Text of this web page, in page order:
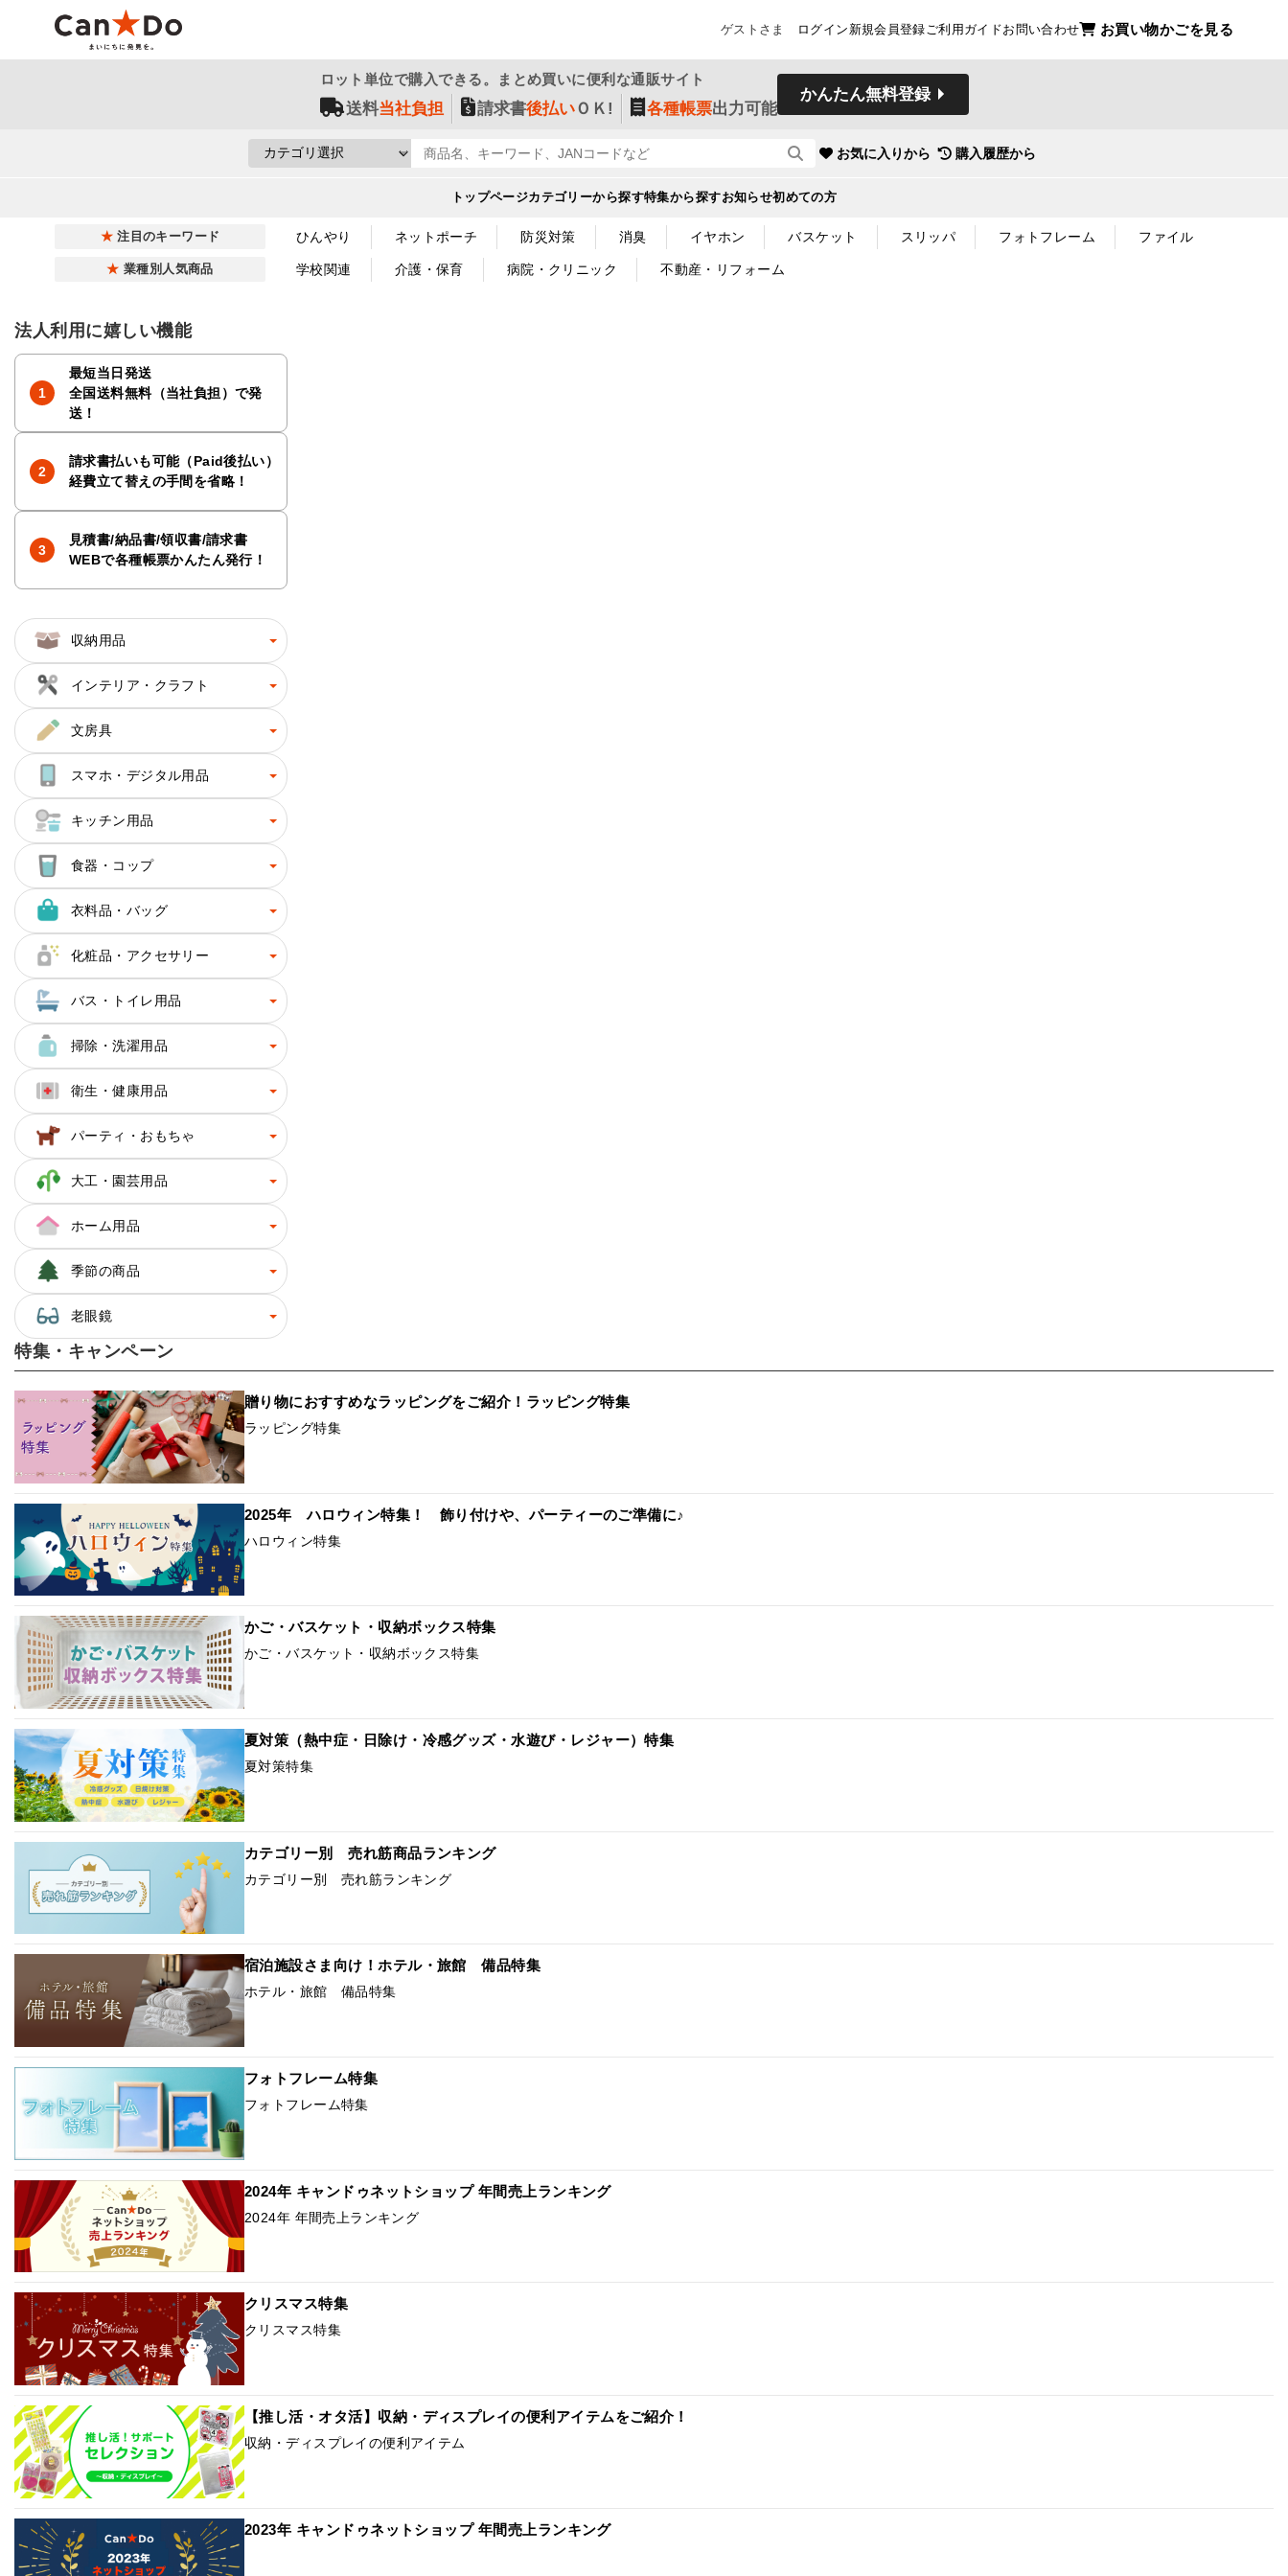
ゲストさま ログイン 新規会員登録ご利用ガイドお問い合わせ お買い物かごを見る
ロット単位で購入できる。まとめ買いに便利な通販サイト
送料当社負担 請求書後払いＯＫ! 各種帳票出力可能
かんたん無料登録
お気に入りから 購入履歴から
トップページカテゴリーから探す特集から探すお知らせ初めての方
注目のキーワード ひんやり ネットポーチ 防災対策 消臭 イヤホン バスケット スリッパ フォトフレーム ファイル
業種別人気商品 学校関連 介護・保育 病院・クリニック 不動産・リフォーム
特集・キャンペーン
贈り物におすすめなラッピングをご紹介！ラッピング特集
ラッピング特集
2025年 ハロウィン特集！ 飾り付けや、パーティーのご準備に♪
ハロウィン特集
かご・バスケット・収納ボックス特集
かご・バスケット・収納ボックス特集
夏対策（熱中症・日除け・冷感グッズ・水遊び・レジャー）特集
夏対策特集
カテゴリー別 売れ筋商品ランキング
カテゴリー別 売れ筋ランキング
宿泊施設さま向け！ホテル・旅館 備品特集
ホテル・旅館 備品特集
フォトフレーム特集
フォトフレーム特集
2024年 キャンドゥネットショップ 年間売上ランキング
2024年 年間売上ランキング
クリスマス特集
クリスマス特集
【推し活・オタ活】収納・ディスプレイの便利アイテムをご紹介！
収納・ディスプレイの便利アイテム
2023年 キャンドゥネットショップ 年間売上ランキング
法人利用に嬉しい機能
最短当日発送
全国送料無料（当社負担）で発
送！
請求書払いも可能（Paid後払い）
経費立て替えの手間を省略！
見積書/納品書/領収書/請求書
WEBで各種帳票かんたん発行！
収納用品
インテリア・クラフト
文房具
スマホ・デジタル用品
キッチン用品
食器・コップ
衣料品・バッグ
化粧品・アクセサリー
バス・トイレ用品
掃除・洗濯用品
衛生・健康用品
パーティ・おもちゃ
大工・園芸用品
ホーム用品
季節の商品
老眼鏡